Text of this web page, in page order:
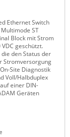
Ethernet Switch
ST
Block mit Strom
geschützt.
den Status der
Stromversorgung
Site Diagnostik
Voll/Halbduplex
einer DIN-
Geräten